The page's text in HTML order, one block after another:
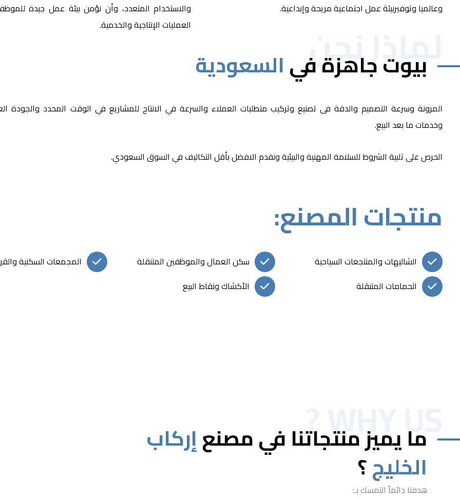
والاستخدام المتعدد، وأن نؤمن بيئة عمل جيدة
العمليات الإنتاجية والخدمية.
وعالميا وتوفيربيئة عمل اجتماعية مريحة وإبداعية.
لماذا نحن
بيوت جاهزة فيالسعودية
المرونة وسرعة التصميم والدقة فى تصنيع وتركيب متطلبات العملاء والسرعة في الانتاج للمشاريع في الوقت المحدد والجودة
وخدمات ما بعد البيع.
الحرص على تلبية الشروط للسلامة المهنية والبيئية ونقدم الافضل بأقل التكاليف في السوق السعودي.
منتجات المصنع:
المجمعات السكنية
سكن العمال والموظفين المتنقلة
الأكشاك ونقاط البيع
الشاليهات والمنتجعات السياحية
الحمامات المتنقلة
WHY US ?
ما يميز منتجاتنا في مصنعإركاب
الخليج؟
هدفنا دائماً التمسك بـ: